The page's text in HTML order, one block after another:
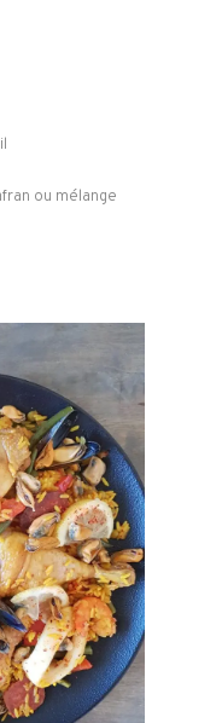
ou mélange